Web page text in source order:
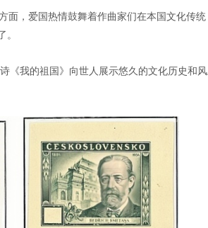
面，爱国热情鼓舞着作曲家们在本国文化传统
《我的祖国》向世人展示悠久的文化历史和